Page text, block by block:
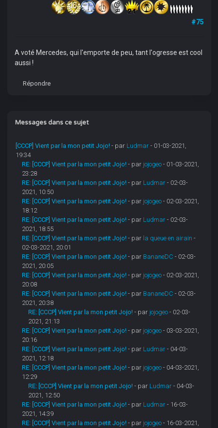
#75
A voté Mercedes, qui l'emporte de peu, tant l'ogresse est cool
aussi !
Répondre
Messages dans ce sujet
[CCCP] Vient par la mon petit Jojo! - par Ludmar - 01-03-2021,
19:34
RE: [CCCP] Vient par la mon petit Jojo! - par jojogeo - 01-03-2021,
23:28
RE: [CCCP] Vient par la mon petit Jojo! - par Ludmar - 02-03-
2021, 10:50
RE: [CCCP] Vient par la mon petit Jojo! - par jojogeo - 02-03-2021,
18:12
RE: [CCCP] Vient par la mon petit Jojo! - par Ludmar - 02-03-
2021, 18:55
RE: [CCCP] Vient par la mon petit Jojo! - par la queue en airain -
02-03-2021, 20:01
RE: [CCCP] Vient par la mon petit Jojo! - par BananeDC - 02-03-
2021, 20:05
RE: [CCCP] Vient par la mon petit Jojo! - par jojogeo - 02-03-2021,
20:08
RE: [CCCP] Vient par la mon petit Jojo! - par BananeDC - 02-03-
2021, 20:38
RE: [CCCP] Vient par la mon petit Jojo! - par jojogeo - 02-03-
2021, 21:13
RE: [CCCP] Vient par la mon petit Jojo! - par jojogeo - 03-03-2021,
20:16
RE: [CCCP] Vient par la mon petit Jojo! - par Ludmar - 04-03-
2021, 12:18
RE: [CCCP] Vient par la mon petit Jojo! - par jojogeo - 04-03-2021,
12:29
RE: [CCCP] Vient par la mon petit Jojo! - par Ludmar - 04-03-
2021, 12:50
RE: [CCCP] Vient par la mon petit Jojo! - par Ludmar - 16-03-
2021, 14:39
RE: [CCCP] Vient par la mon petit Jojo! - par jojogeo - 16-03-2021,